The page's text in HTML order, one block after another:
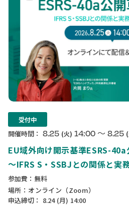
受付中
開催時間： 8.25 (火) 14:00 〜 8.25
EU域外向け開示基準ESRS-40a
〜IFRS S・SSBJとの関係と実
参加費：無料
場所：オンライン（Zoom）
申込締切： 8.24 (月) 14:00